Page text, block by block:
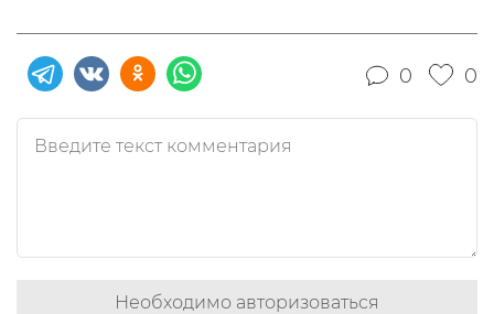
0 0
Необходимо авторизоваться